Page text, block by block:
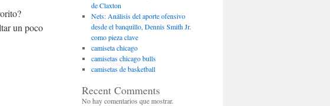
un poco
de Claxton
Nets: Análisis del aporte ofensivo
desde el banquillo, Dennis Smith Jr.
como pieza clave
camiseta chicago
camisetas chicago bulls
camisetas de basketball
Recent Comments
No hay comentarios que mostrar.